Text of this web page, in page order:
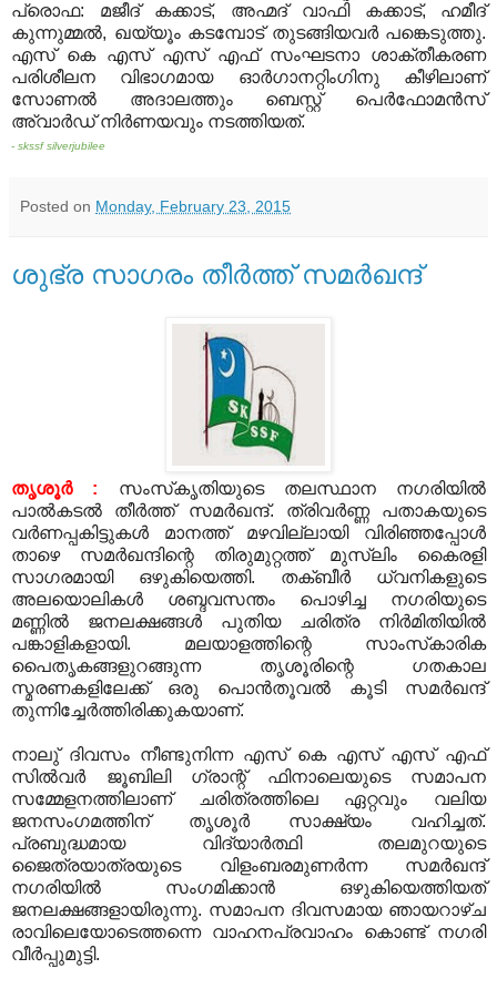
പ്രൊഫ: മജീദ് കക്കാട്, അഹ്മദ് വാഫി കക്കാട്, ഹമീദ്
കുന്നുമ്മല്‍, ഖയ്യൂം കടമ്പോട് തുടങ്ങിയവര്‍ പങ്കെടുത്തു.
എസ് കെ എസ് എസ് എഫ് സംഘടനാ ശാക്തീകരണ
പരിശീലന വിഭാഗമായ ഓര്‍ഗാനറ്റിംഗിനു കീഴിലാണ്
സോണല്‍ അദാലത്തും ബെസ്റ്റ് പെര്‍ഫോമന്‍സ്
അ്‌വാര്‍ഡ് നിര്‍ണയവും നടത്തിയത്.
- skssf silverjubilee
Posted on Monday, February 23, 2015
ശുഭ്ര സാഗരം തീര്‍ത്ത് സമര്‍ഖന്ദ്
തൃശൂര്‍ : സംസ്‌കൃതിയുടെ തലസ്ഥാന നഗരിയില്‍
പാല്‍കടല്‍ തീര്‍ത്ത് സമര്‍ഖന്ദ്. ത്രിവര്‍ണ്ണ പതാകയുടെ
വര്‍ണപ്പകിട്ടുകള്‍ മാനത്ത് മഴവില്ലായി വിരിഞ്ഞപ്പോള്‍
താഴെ സമര്‍ഖന്ദിന്റെ തിരുമുറ്റത്ത് മുസ്‌ലിം കൈരളി
സാഗരമായി ഒഴുകിയെത്തി. തക്ബീര്‍ ധ്വനികളുടെ
അലയൊലികള്‍ ശബ്ദവസന്തം പൊഴിച്ച നഗരിയുടെ
മണ്ണില്‍ ജനലക്ഷങ്ങള്‍ പുതിയ ചരിത്ര നിര്‍മിതിയില്‍
പങ്കാളികളായി. മലയാളത്തിന്റെ സാംസ്‌കാരിക
പൈതൃകങ്ങളുറങ്ങുന്ന തൃശൂരിന്റെ ഗതകാല
സ്മരണകളിലേക്ക് ഒരു പൊന്‍തൂവല്‍ കൂടി സമര്‍ഖന്ദ്
തുന്നിച്ചേര്‍ത്തിരിക്കുകയാണ്.
നാലു് ദിവസം നീണ്ടുനിന്ന എസ് കെ എസ് എസ് എഫ്
സില്‍വര്‍ ജൂബിലി ഗ്രാന്റ് ഫിനാലെയുടെ സമാപന
സമ്മേളനത്തിലാണ് ചരിത്രത്തിലെ ഏറ്റവും വലിയ
ജനസംഗമത്തിന് തൃശൂര്‍ സാക്ഷ്യം വഹിച്ചത്.
പ്രബുദ്ധമായ വിദ്യാര്‍ത്ഥി തലമുറയുടെ
ജൈത്രയാത്രയുടെ വിളംബരമുണര്‍ന്ന സമര്‍ഖന്ദ്
നഗരിയില്‍ സംഗമിക്കാന്‍ ഒഴുകിയെത്തിയത്
ജനലക്ഷങ്ങളായിരുന്നു. സമാപന ദിവസമായ ഞായറാഴ്ച
രാവിലെയോടെത്തന്നെ വാഹനപ്രവാഹം കൊണ്ട് നഗരി
വീര്‍പ്പുമുട്ടി.